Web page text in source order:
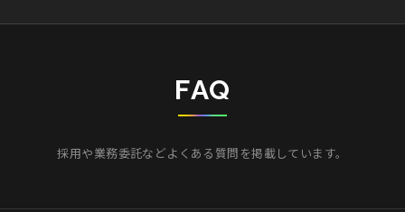
FAQ
採用や業務委託などよくある質問を掲載しています。